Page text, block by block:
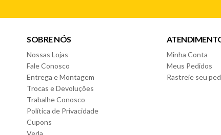
- Puxadores de madeira
- Amplo espaço interno com prateleiras para melhor
Dimensões:
- Altura: 110cm
- Largura: 122cm
- Profundidade: 45cm
*Garantia do Fornecedor: 3 Meses (Se conter vidro ou
SOBRE NÓS
Nossas Lojas
Fale Conosco
Entrega e Montagem
Trocas e Devoluções
Trabalhe Conosco
Política de Privacidade
Cupons
Veda
Minha Conta
Meus Pedidos
Rastreie seu